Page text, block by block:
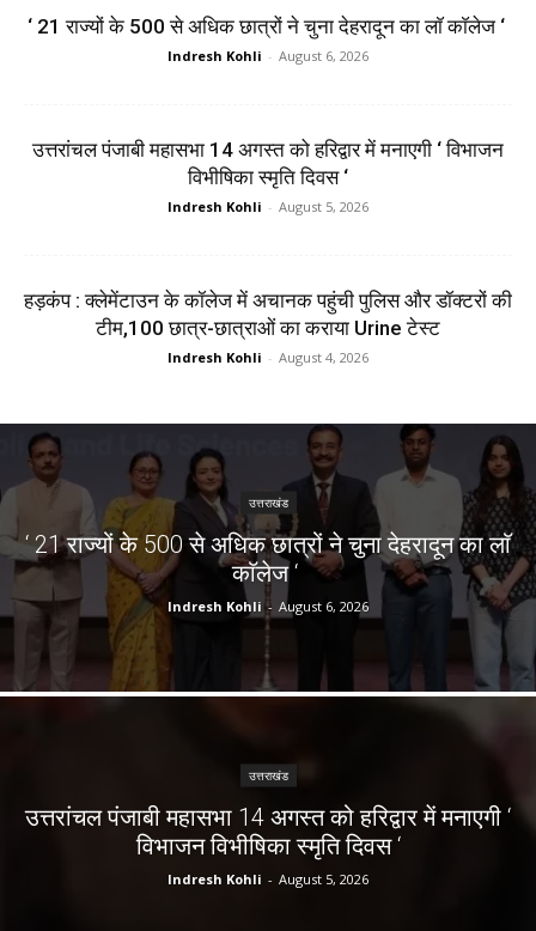
‘ 21 राज्यों के 500 से अधिक छात्रों ने चुना देहरादून का लाॅ काॅलेज ‘
Indresh Kohli - August 6, 2026
उत्तरांचल पंजाबी महासभा 14 अगस्त को हरिद्वार में मनाएगी ‘ विभाजन
विभीषिका स्मृति दिवस ‘
Indresh Kohli - August 5, 2026
हड़कंप : क्लेमेंटाउन के कॉलेज में अचानक पहुंची पुलिस और डॉक्टरों की
टीम,100 छात्र-छात्राओं का कराया Urine टेस्ट
Indresh Kohli - August 4, 2026
उत्तराखंड
‘ 21 राज्यों के 500 से अधिक छात्रों ने चुना देहरादून का लाॅ
काॅलेज ‘
Indresh Kohli - August 6, 2026
उत्तराखंड
उत्तरांचल पंजाबी महासभा 14 अगस्त को हरिद्वार में मनाएगी ‘
विभाजन विभीषिका स्मृति दिवस ‘
Indresh Kohli - August 5, 2026